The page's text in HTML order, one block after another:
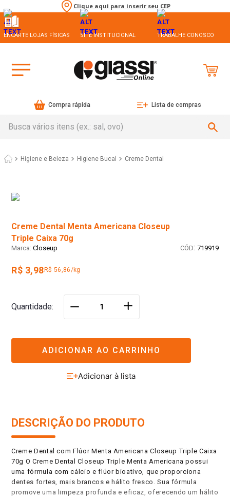
Clique aqui para inserir seu CEP
ENCARTE LOJAS FÍSICAS SITE INSTITUCIONAL TRABALHE CONOSCO
Compra rápida Lista de compras
Higiene e Beleza Higiene Bucal Creme Dental
Creme Dental Menta Americana Closeup
Triple Caixa 70g
Closeup : 719919
R$ 3,98 R$ 56,86/kg
Quantidade ＋
ADICIONAR AO CARRINHO
DESCRIÇÃO DO PRODUTO
Creme Dental com Flúor Menta Americana Closeup Triple Caixa
70g O Creme Dental Closeup Triple Menta Americana possui
uma fórmula com cálcio e flúor bioativo, que proporciona
dentes fortes, mais brancos e hálito fresco. Sua fórmula
promove uma limpeza profunda e eficaz, oferecendo um hálito